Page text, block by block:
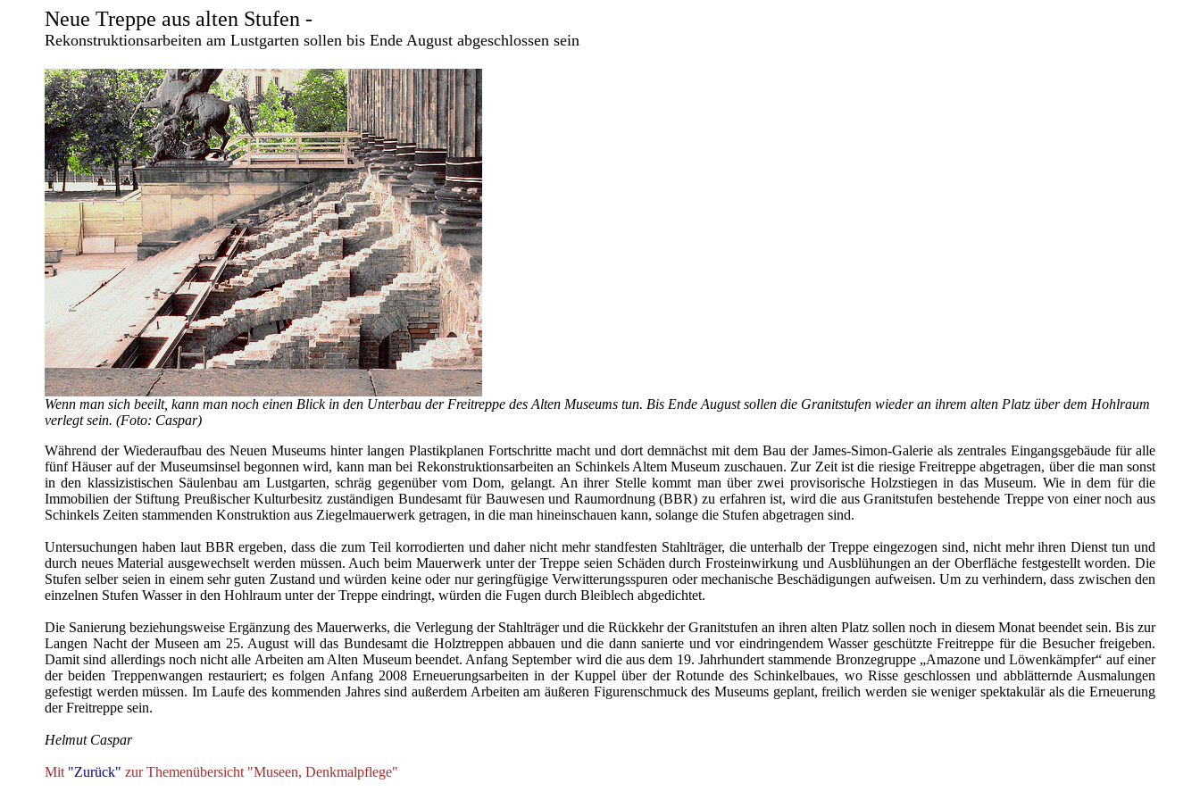
Neue Treppe aus alten Stufen -
Rekonstruktionsarbeiten am Lustgarten sollen bis Ende August abgeschlossen sein
Wenn man sich beeilt, kann man noch einen Blick in den Unterbau der Freitreppe des Alten Museums tun. Bis Ende August sollen die Granitstufen wieder an ihrem alten Platz über dem Hohlraum
verlegt sein. (Foto: Caspar)
Während der Wiederaufbau des Neuen Museums hinter langen Plastikplanen Fortschritte macht und dort demnächst mit dem Bau der James-Simon-Galerie als zentrales Eingangsgebäude für alle
fünf Häuser auf der Museumsinsel begonnen wird, kann man bei Rekonstruktionsarbeiten an Schinkels Altem Museum zuschauen. Zur Zeit ist die riesige Freitreppe abgetragen, über die man sonst
in den klassizistischen Säulenbau am Lustgarten, schräg gegenüber vom Dom, gelangt. An ihrer Stelle kommt man über zwei provisorische Holzstiegen in das Museum. Wie in dem für die
Immobilien der Stiftung Preußischer Kulturbesitz zuständigen Bundesamt für Bauwesen und Raumordnung (BBR) zu erfahren ist, wird die aus Granitstufen bestehende Treppe von einer noch aus
Schinkels Zeiten stammenden Konstruktion aus Ziegelmauerwerk getragen, in die man hineinschauen kann, solange die Stufen abgetragen sind.
Untersuchungen haben laut BBR ergeben, dass die zum Teil korrodierten und daher nicht mehr standfesten Stahlträger, die unterhalb der Treppe eingezogen sind, nicht mehr ihren Dienst tun und
durch neues Material ausgewechselt werden müssen. Auch beim Mauerwerk unter der Treppe seien Schäden durch Frosteinwirkung und Ausblühungen an der Oberfläche festgestellt worden. Die
Stufen selber seien in einem sehr guten Zustand und würden keine oder nur geringfügige Verwitterungsspuren oder mechanische Beschädigungen aufweisen. Um zu verhindern, dass zwischen den
einzelnen Stufen Wasser in den Hohlraum unter der Treppe eindringt, würden die Fugen durch Bleiblech abgedichtet.
Die Sanierung beziehungsweise Ergänzung des Mauerwerks, die Verlegung der Stahlträger und die Rückkehr der Granitstufen an ihren alten Platz sollen noch in diesem Monat beendet sein. Bis zur
Langen Nacht der Museen am 25. August will das Bundesamt die Holztreppen abbauen und die dann sanierte und vor eindringendem Wasser geschützte Freitreppe für die Besucher freigeben.
Damit sind allerdings noch nicht alle Arbeiten am Alten Museum beendet. Anfang September wird die aus dem 19. Jahrhundert stammende Bronzegruppe „Amazone und Löwenkämpfer“ auf einer
der beiden Treppenwangen restauriert; es folgen Anfang 2008 Erneuerungsarbeiten in der Kuppel über der Rotunde des Schinkelbaues, wo Risse geschlossen und abblätternde Ausmalungen
gefestigt werden müssen. Im Laufe des kommenden Jahres sind außerdem Arbeiten am äußeren Figurenschmuck des Museums geplant, freilich werden sie weniger spektakulär als die Erneuerung
der Freitreppe sein.
Helmut Caspar
Mit "Zurück" zur Themenübersicht "Museen, Denkmalpflege"